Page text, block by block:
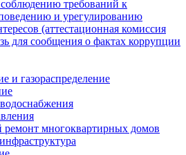
требований к
и урегулированию
(аттестационная комиссия
для сообщения о фактах коррупции
и газораспределение
ремонт многоквартирных домов